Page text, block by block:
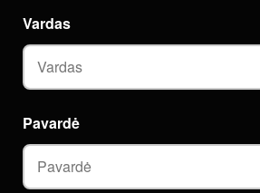
Vardas
Pavardė